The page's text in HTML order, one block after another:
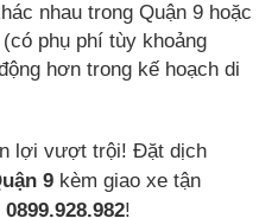
nhau trong Quận 9 hoặc
phụ phí tùy khoảng
hơn trong kế hoạch di
lợi vượt trội! Đặt dịch
9 kèm giao xe tận
0899.928.982!